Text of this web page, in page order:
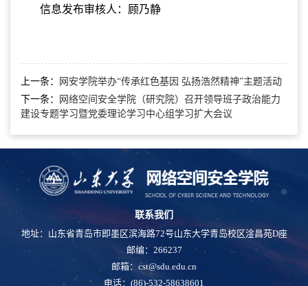
信息发布审核人：顾乃静
上一条：
网安学院举办“传承红色基因 弘扬浩然精神”主题活动
下一条：
网络空间安全学院（研究院）召开领导班子政治能力
建设专题学习暨党委理论学习中心组学习扩大会议
联系我们
地址：山东省青岛市即墨区滨海路72号山东大学青岛校区淦昌苑D座
邮编：266237
邮箱：cst@sdu.edu.cn
电话：(86)-532-58638601